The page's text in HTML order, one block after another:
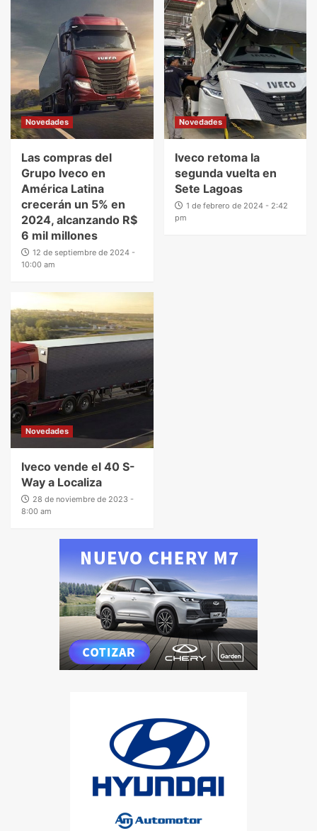
Novedades
Las compras del
Grupo Iveco en
América Latina
crecerán un 5% en
2024, alcanzando R$
6 mil millones
12 de septiembre de 2024 -
10:00 am
Novedades
Iveco retoma la
segunda vuelta en
Sete Lagoas
1 de febrero de 2024 - 2:42
pm
Novedades
Iveco vende el 40 S-
Way a Localiza
28 de noviembre de 2023 -
8:00 am